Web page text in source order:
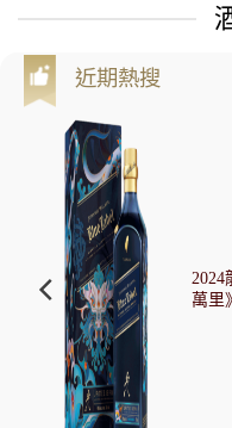
格
格
近期熱搜
2024
萬里